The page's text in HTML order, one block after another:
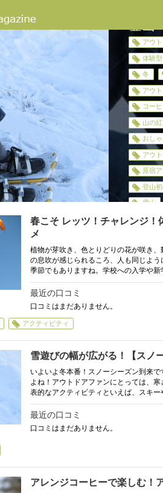
アウ
体験
冬
アウ
コー
山の
おし
アウ
原宿
登山
雪山
春こそ レッツ！チャレンジ！
メ
植物が芽吹き、色とりどりの花が咲き
の息吹が感じられるころ、人も同じよ
季節でもありますね。学校への入学や
最近の口コミ
口コミはまだありません。
アクティビティ
雪遊びの幅が広がる！【スノ
いよいよ冬本番！スノーシーズン到来
よね！アウトドアファンにとっては、
表的なアクティビティといえば、スキ
最近の口コミ
口コミはまだありません。
アレンジコーヒーで楽しむ！